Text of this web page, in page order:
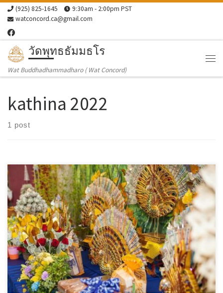
Skip to content
(925) 825-1645
9:30am - 2:00pm PST
watconcord.ca@gmail.com
วัดพุทธธัมมธโร
Wat Buddhadhammadharo ( Wat Concord)
kathina 2022
1 post